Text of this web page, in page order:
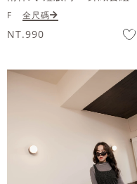
F 全尺碼
NT.990